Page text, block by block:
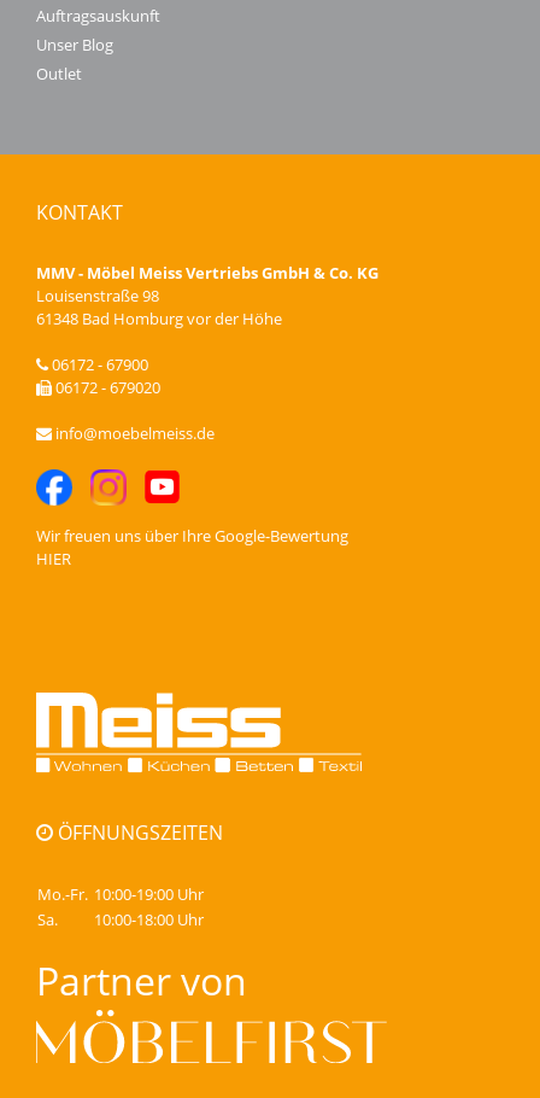
Auftragsauskunft
Unser Blog
Outlet
KONTAKT
MMV - Möbel Meiss Vertriebs GmbH & Co. KG
Louisenstraße 98
61348 Bad Homburg vor der Höhe
06172 - 67900
06172 - 679020
info@moebelmeiss.de
Wir freuen uns über IhreGoogle-Bewertung
HIER
ÖFFNUNGSZEITEN
Mo.-Fr. 10:00-19:00 Uhr
Sa.
10:00-18:00 Uhr
Partner von